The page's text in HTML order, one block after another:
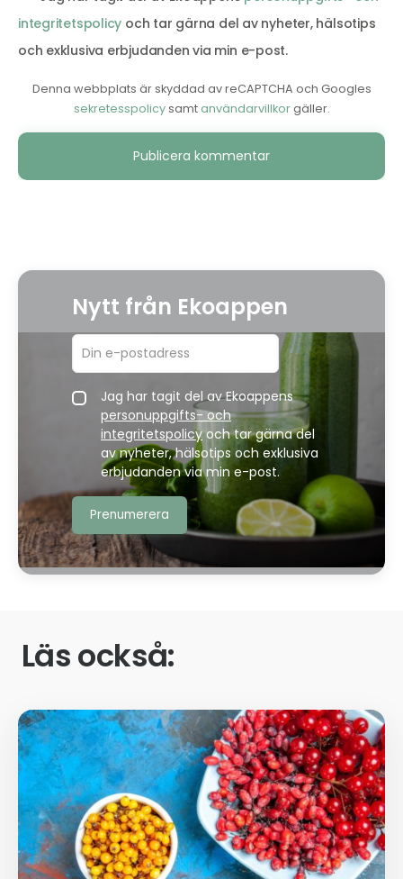
integritetspolicy och tar gärna del av nyheter, hälsotips
och exklusiva erbjudanden via min e-post.
Denna webbplats är skyddad av reCAPTCHA och Googles
sekretesspolicysamtanvändarvillkorgäller.
Alternative:
Nytt från Ekoappen
Jag har tagit del av Ekoappens
personuppgifts- och
integritetspolicyoch tar gärna del
av nyheter, hälsotips och exklusiva
erbjudanden via min e-post.
Läs också: